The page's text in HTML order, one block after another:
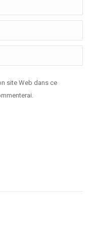
site Web dans ce